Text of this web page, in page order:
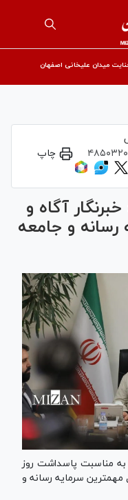
میدان علیخانی اصفهان
۴۸۵۰۳۲۰ چاپ
آگاه و
و جامعه
به مناسبت پاسداشت روز
مهمترین سرمایه رسانه و